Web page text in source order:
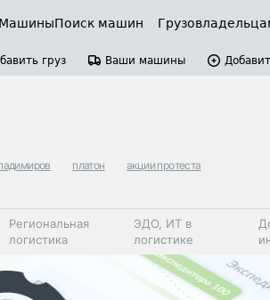
МашиныПоиск машин
груз Ваши машины
платон акции протеста
Региональная
логистика
ЭДО, ИТ в
логистике
Коммерческий
транспорт